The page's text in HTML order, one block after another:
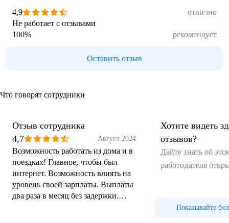
4,9
отлично
Не работает с отзывами
100% рекомендует
Оставить отзыв
Что говорят сотрудники
Отзыв сотрудника
4,7
Август 2024
Возможность работать из дома и в
поездках! Главное, чтобы был
интернет. Возможность влиять на
уровень своей зарплаты. Выплаты
два раза в месяц без задержки.
Хотите видеть
отзывов?
Дайте знать об
работодателя
Показывайте